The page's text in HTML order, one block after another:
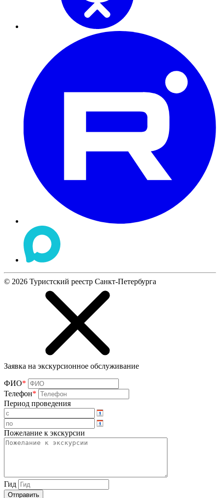
© 2026 Туристский реестр Санкт-Петербурга
Заявка на экскурсионное обслуживание
ФИО*
Телефон*
Период проведения
Пожелание к экскурсии
Гид